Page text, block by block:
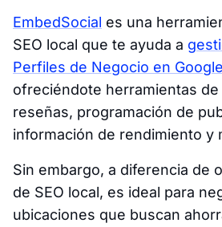
EmbedSocial es una
SEO local que te ayuda a
Perfiles de Negocio en Google
ofreciéndote herramientas
reseñas, programación de
información de rendimiento y
Sin embargo, a diferencia de
de SEO local, es ideal para
ubicaciones que buscan